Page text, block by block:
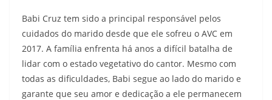
Babi Cruz tem sido a principal responsável pelos
cuidados do marido desde que ele sofreu o AVC em
2017. A família enfrenta há anos a difícil batalha de
lidar com o estado vegetativo do cantor. Mesmo com
todas as dificuldades, Babi segue ao lado do marido e
garante que seu amor e dedicação a ele permanecem